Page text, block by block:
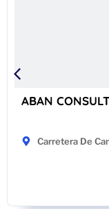
ABAN
Carretera De